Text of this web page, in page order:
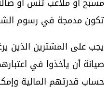
تكون مدمجة في رسوم
يجب على المشترين الذين
صيانة أن يأخذوا في
حساب قدرتهم المالية